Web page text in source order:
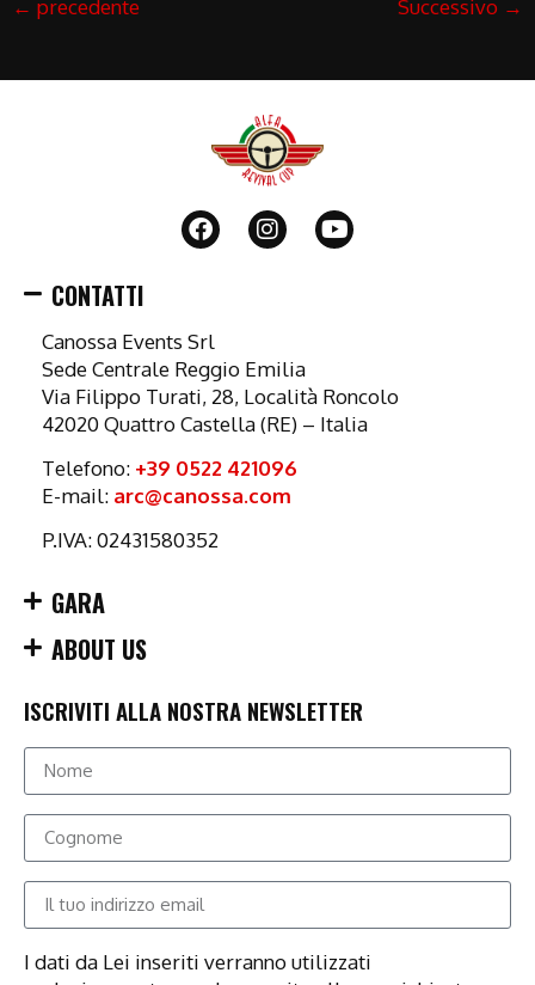
← precedente Successivo →
CONTATTI
Canossa Events Srl
Sede Centrale Reggio Emilia
Via Filippo Turati, 28, Località Roncolo
42020 Quattro Castella (RE) – Italia
Telefono: +39 0522 421096
E-mail: arc@canossa.com
P.IVA: 02431580352
GARA
ABOUT US
ISCRIVITI ALLA NOSTRA NEWSLETTER
I dati da Lei inseriti verranno utilizzati